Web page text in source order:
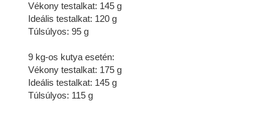
Vékony testalkat: 145 g
Ideális testalkat: 120 g
Túlsúlyos: 95 g
9 kg-os kutya esetén:
Vékony testalkat: 175 g
Ideális testalkat: 145 g
Túlsúlyos: 115 g